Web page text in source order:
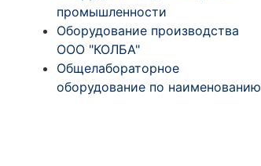
промышленности
Оборудование производства
ООО "КОЛБА"
Общелабораторное
оборудование по наименованию